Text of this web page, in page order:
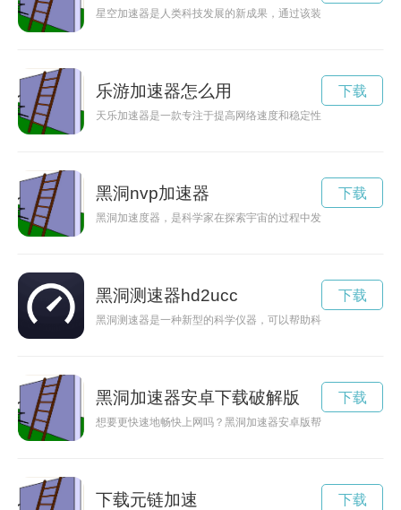
星空加速器是人类科技发展的新成果，通过该装置，人类可以
乐游加速器怎么用
天乐加速器是一款专注于提高网络速度和稳定性的加速工具，
下载
黑洞nvp加速器
黑洞加速度器，是科学家在探索宇宙的过程中发现的一种神秘
下载
黑洞测速器hd2ucc
黑洞测速器是一种新型的科学仪器，可以帮助科学家们更深入
下载
黑洞加速器安卓下载破解版
想要更快速地畅快上网吗？黑洞加速器安卓版帮你加速网络，畅
下载
下载元链加速 下载